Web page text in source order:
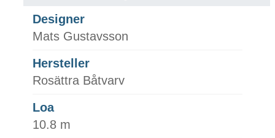
Designer
Mats Gustavsson
Hersteller
Rosättra Båtvarv
Loa
10.8 m